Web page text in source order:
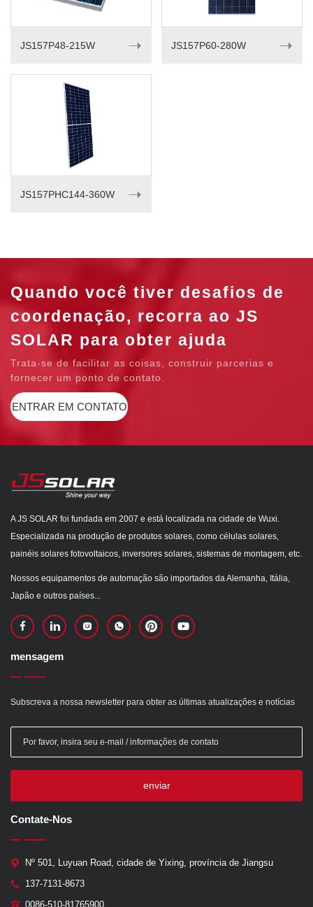
JS157P48-215W ➝ JS157P60-280W ➝
JS157PHC144-360W ➝
Quando você tiver desafios de
coordenação, recorra ao JS
SOLAR para obter ajuda
Trata-se de facilitar as coisas, construir parcerias e
fornecer um ponto de contato.
ENTRAR EM CONTATO
A JS SOLAR foi fundada em 2007 e está localizada na cidade de Wuxi.
Especializada na produção de produtos solares, como células solares,
painéis solares fotovoltaicos, inversores solares, sistemas de montagem, etc.
Nossos equipamentos de automação são importados da Alemanha, Itália,
Japão e outros países...
mensagem
Subscreva a nossa newsletter para obter as últimas atualizações e notícias
enviar
Contate-Nos
Nº 501, Luyuan Road, cidade de Yixing, província de Jiangsu
137-7131-8673
0086-510-81765900